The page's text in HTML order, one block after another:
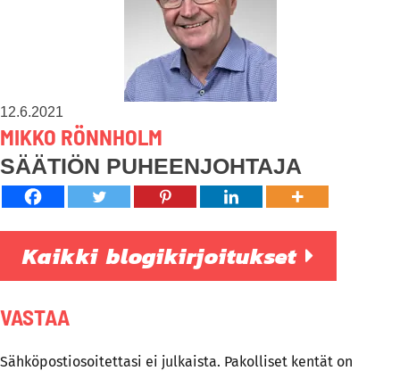
12.6.2021
MIKKO RÖNNHOLM
SÄÄTIÖN PUHEENJOHTAJA
Kaikki blogikirjoitukset
VASTAA
Sähköpostiosoitettasi ei julkaista. Pakolliset kentät on